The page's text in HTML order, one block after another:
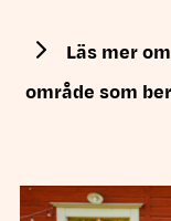
Läs mer
område som